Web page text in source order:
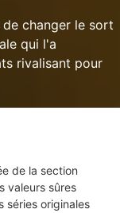
changer le sort
qui l'a
rivalisant pour
de la section
valeurs sûres
séries originales